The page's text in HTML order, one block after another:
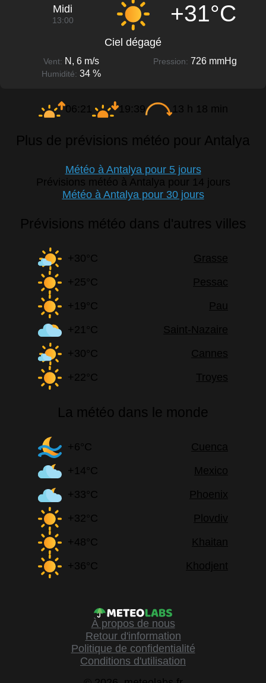
Midi
13:00 +31°C
Ciel dégagé
Vent: N, 6 m/s Pression: 726 mmHg
Humidité: 34 %
06:21 19:39 13 h 18 min
Plus de prévisions météo pour Antalya
Météo à Antalya pour 5 jours
Prévisions météo à Antalya pour 14 jours
Météo à Antalya pour 30 jours
Prévisions météo dans d'autres villes
+30°C
Grasse
+25°C
Pessac
+19°C
Pau
+21°C
Saint-Nazaire
+30°C
Cannes
+22°C
Troyes
La météo dans le monde
+6°C
Cuenca
+14°C
Mexico
+33°C
Phoenix
+32°C
Plovdiv
+48°C
Khaitan
+36°C
Khodjent
À propos de nous
Retour d'information
Politique de confidentialité
Conditions d'utilisation